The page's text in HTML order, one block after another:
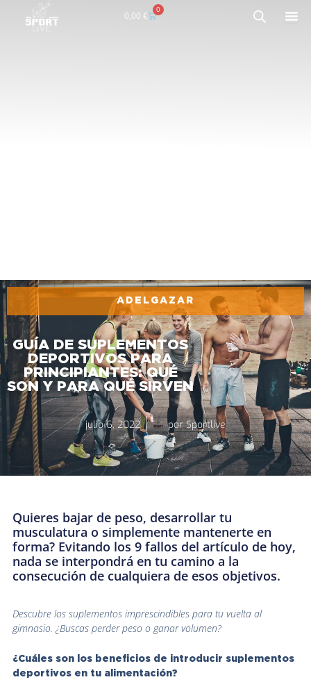
0,00 €
0
Carrito
ADELGAZAR
GUÍA DE SUPLEMENTOS
DEPORTIVOS PARA
PRINCIPIANTES: QUÉ
SON Y PARA QUÉ SIRVEN
julio 6, 2022 porSportlive
Quieres bajar de peso, desarrollar tu
musculatura o simplemente mantenerte en
forma? Evitando los 9 fallos del artículo de hoy,
nada se interpondrá en tu camino a la
consecución de cualquiera de esos objetivos.
Descubre los suplementos imprescindibles para tu vuelta al
gimnasio. ¿Buscas perder peso o ganar volumen?
¿Cuáles son los beneficios de introducir suplementos
deportivos en tu alimentación?